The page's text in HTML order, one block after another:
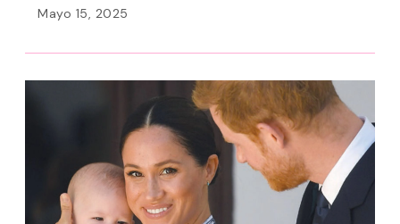
Mayo 15, 2025